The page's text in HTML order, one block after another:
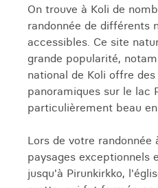
On trouve à Koli de
randonnée de différents
accessibles. Ce site
grande popularité,
national de Koli offre
panoramiques sur le lac
particulièrement beau
Lors de votre randonnée
paysages exceptionnels
jusqu'à Pirunkirkko,